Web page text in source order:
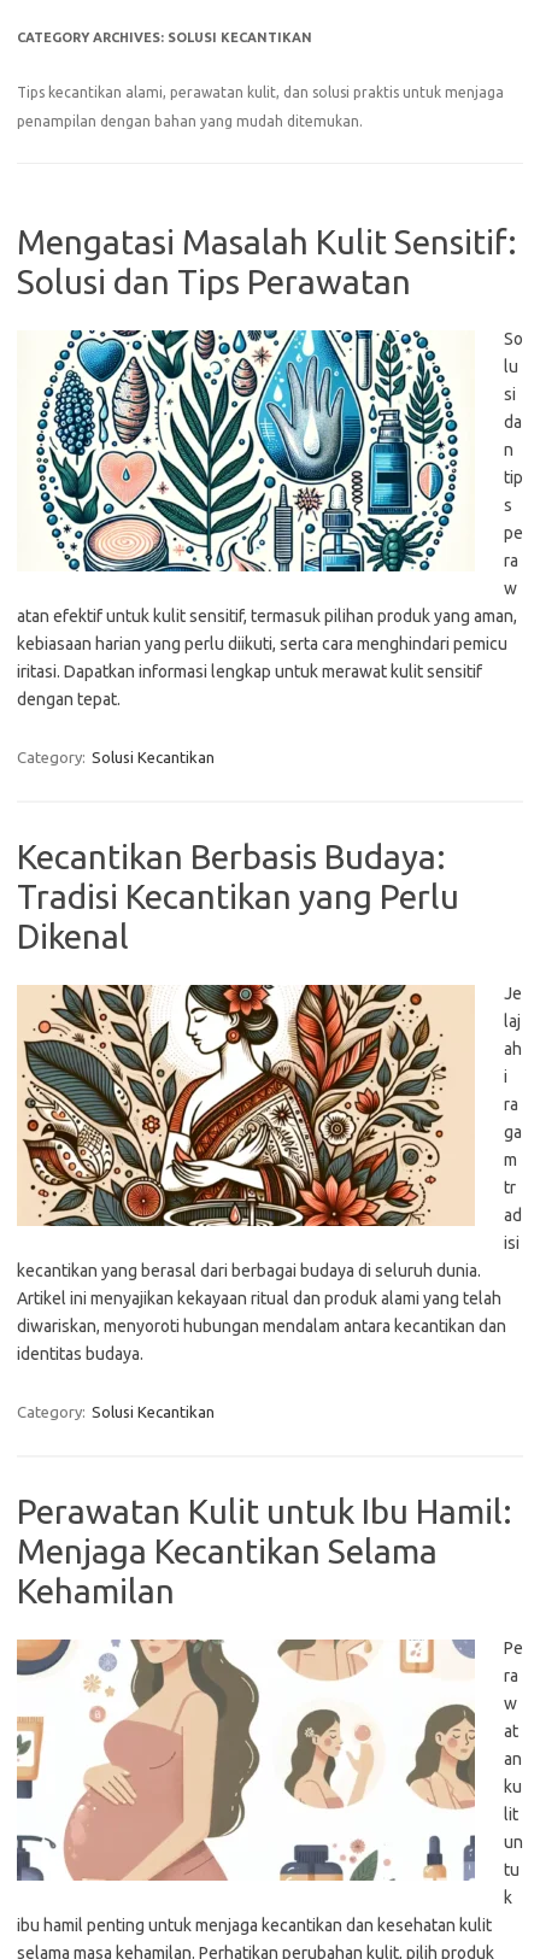
CATEGORY ARCHIVES: SOLUSI KECANTIKAN
Tips kecantikan alami, perawatan kulit, dan solusi praktis untuk menjaga
penampilan dengan bahan yang mudah ditemukan.
Mengatasi Masalah Kulit Sensitif:
Solusi dan Tips Perawatan
So
lu
si
da
n
tip
s
pe
ra
w
atan efektif untuk kulit sensitif, termasuk pilihan produk yang aman,
kebiasaan harian yang perlu diikuti, serta cara menghindari pemicu
iritasi. Dapatkan informasi lengkap untuk merawat kulit sensitif
dengan tepat.
Category: Solusi Kecantikan
Kecantikan Berbasis Budaya:
Tradisi Kecantikan yang Perlu
Dikenal
Je
laj
ah
i
ra
ga
m
tr
ad
isi
kecantikan yang berasal dari berbagai budaya di seluruh dunia.
Artikel ini menyajikan kekayaan ritual dan produk alami yang telah
diwariskan, menyoroti hubungan mendalam antara kecantikan dan
identitas budaya.
Category: Solusi Kecantikan
Perawatan Kulit untuk Ibu Hamil:
Menjaga Kecantikan Selama
Kehamilan
Pe
ra
w
at
an
ku
lit
un
tu
k
ibu hamil penting untuk menjaga kecantikan dan kesehatan kulit
selama masa kehamilan. Perhatikan perubahan kulit, pilih produk